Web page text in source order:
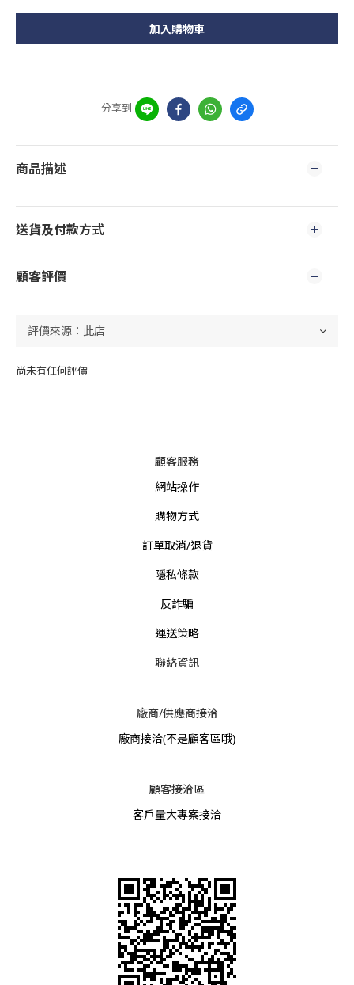
加入購物車
分享到
商品描述
送貨及付款方式
顧客評價
尚未有任何評價
顧客服務
網站操作
購物方式
訂單取消/退貨
隱私條款
反詐騙
運送策略
聯絡資訊
廠商/供應商接洽
廠商接洽(不是顧客區哦)
顧客接洽區
客戶量大專案接洽